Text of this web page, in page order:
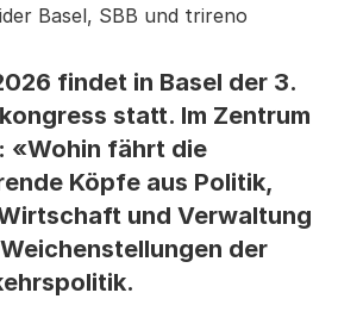
Basel, SBB und trireno
findet in Basel der 3.
statt. Im Zentrum
«Wohin fährt die
Köpfe aus Politik,
und Verwaltung
der